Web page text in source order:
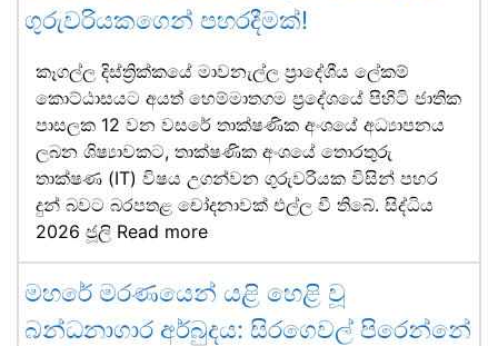
ගුරුවරියකගෙන් පහරදීමක්!
කෑගල්ල දිස්ත්‍රික්කයේ මාවනැල්ල ප්‍රාදේශීය ලේකම්
කොට්ඨාසයට අයත් හෙම්මාතගම ප්‍රදේශයේ පිහිටි ජාතික
පාසලක 12 වන වසරේ තාක්ෂණික අංශයේ අධ්‍යාපනය
ලබන ශිෂ්‍යාවකට, තාක්ෂණික අංශයේ තොරතුරු
තාක්ෂණ (IT) විෂය උගන්වන ගුරුවරියක විසින් පහර
දුන් බවට බරපතළ චෝදනාවක් එල්ල වී තිබේ. සිද්ධිය
2026 ජූලි Read more
මහරේ මරණයෙන් යළි හෙළි වූ
බන්ධනාගාර අර්බුදය: සිරගෙවල් පිරෙන්නේ